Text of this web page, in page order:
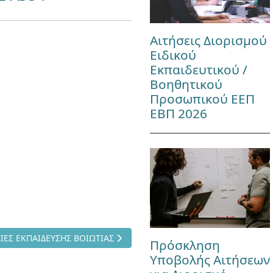
άρθρο: ΥΠΗΡΕΣΙΕΣ ΕΚΠΑΙΔΕΥΣΗΣ ΒΟΙΩΤΙΑΣ
ΕΚΠΑΙΔΕΥΣΗΣ ΒΟΙΩΤΙΑΣ
Αιτήσεις Διορισμού
Ειδικού
Εκπαιδευτικού /
Βοηθητικού
Προσωπικού ΕΕΠ
ΕΒΠ 2026
Πρόσκληση
Υποβολής Αιτήσεων